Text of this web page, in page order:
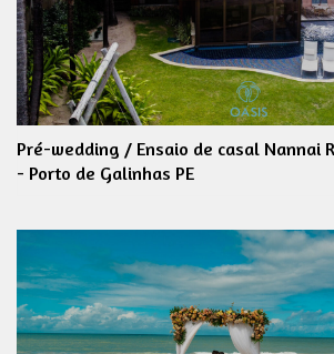
Pré-wedding / Ensaio de casal Nannai
- Porto de Galinhas PE